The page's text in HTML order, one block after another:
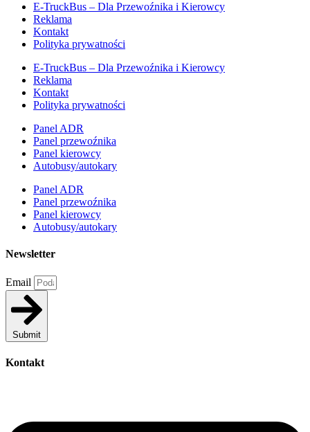
E-TruckBus – Dla Przewoźnika i Kierowcy
Reklama
Kontakt
Polityka prywatności
E-TruckBus – Dla Przewoźnika i Kierowcy
Reklama
Kontakt
Polityka prywatności
Panel ADR
Panel przewoźnika
Panel kierowcy
Autobusy/autokary
Panel ADR
Panel przewoźnika
Panel kierowcy
Autobusy/autokary
Newsletter
Email
Submit
Kontakt